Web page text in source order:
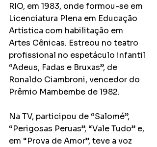
RIO, em 1983, onde formou-se em
Licenciatura Plena em Educação
Artística com habilitação em
Artes Cênicas. Estreou no teatro
profissional no espetáculo infantil
“Adeus, Fadas e Bruxas”, de
Ronaldo Ciambroni, vencedor do
Prêmio Mambembe de 1982.
Na TV, participou de “Salomé”,
“Perigosas Peruas”, “Vale Tudo” e,
em “Prova de Amor”, teve a voz